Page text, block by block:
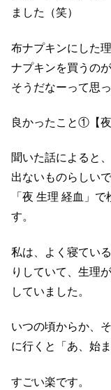
ました（笑）
布ナプキンにした
ナプキンを買うの
そうだなーって思
良かったこと①【
聞いた話によると
出ないものらしいで
「夜 生理 経血」
す。
私は、よく寝てい
りしていて、生理
していました。
いつの頃からか、
に行くと「あ、始
すごい楽です。